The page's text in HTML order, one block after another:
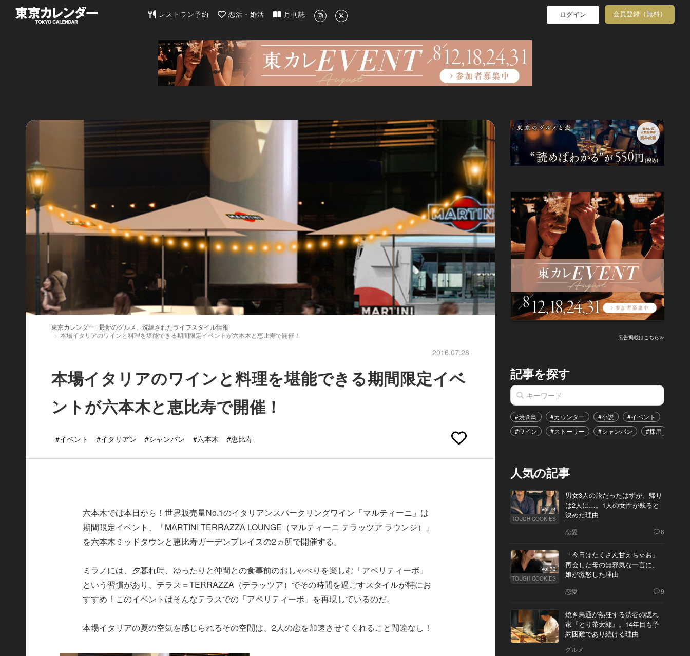
東京カレンダー | 最新のグルメ、洗練されたライフスタイル情報
レストラン予約 恋活・婚活 月刊誌 ログイン 会員登録（無料）
東京カレンダー | 最新のグルメ、洗練されたライフスタイル情報
本場イタリアのワインと料理を堪能できる期間限定イベントが六本木と恵比寿で開催！
2016.07.28
本場イタリアのワインと料理を堪能できる期間限定イベ
ントが六本木と恵比寿で開催！
#イベント #イタリアン #シャンパン #六本木 #恵比寿
六本木では本日から！世界販売量No.1のイタリアンスパークリングワイン「マルティーニ」は
期間限定イベント、「MARTINI TERRAZZA LOUNGE（マルティーニ テラッツア ラウンジ）」
を六本木ミッドタウンと恵比寿ガーデンプレイスの2ヵ所で開催する。
ミラノには、夕暮れ時、ゆったりと仲間との食事前のおしゃべりを楽しむ「アペリティーボ」
という習慣があり、テラス＝TERRAZZA（テラッツア）でその時間を過ごすスタイルが特にお
すすめ！このイベントはそんなテラスでの「アペリティーボ」を再現しているのだ。
本場イタリアの夏の空気を感じられるその空間は、2人の恋を加速させてくれること間違なし！
広告掲載はこちら≫
記事を探す
#焼き鳥 #カウンター #小説 #イベント
#ワイン
#ストーリー #シャンパン #採用
人気の記事
Vol.74
TOUGH COOKIES
男女3人の旅だったはずが、帰り
は2人に…。1人の女性が残ると
決めた理由
恋愛 6
Vol.73
TOUGH COOKIES
「今日はたくさん甘えちゃお」
再会した母の無邪気な一言に、
娘が激怒した理由
恋愛 9
焼き鳥通が熱狂する渋谷の隠れ
家『とり茶太郎』。14年目も予
約困難であり続ける理由
グルメ